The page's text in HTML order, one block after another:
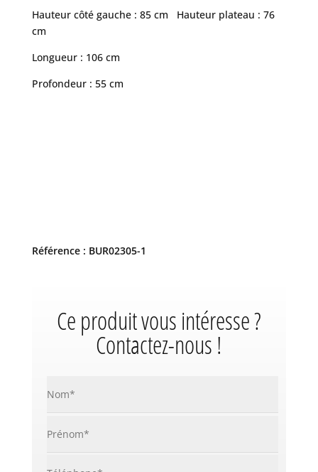
Hauteur côté gauche : 85 cm Hauteur plateau : 76
cm
Longueur : 106 cm
Profondeur : 55 cm
Référence : BUR02305-1
Ce produit vous intéresse ?
Contactez-nous !